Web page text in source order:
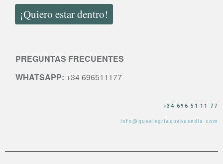
¡Quiero estar dentro!
PREGUNTAS FRECUENTES
WHATSAPP: +34 696511177
+34 696 51 11 77
info@quealegriaquebuendia.com